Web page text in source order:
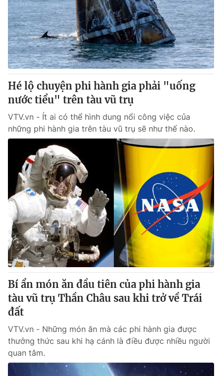
Hé lộ chuyện phi hành gia phải "uống
nước tiểu" trên tàu vũ trụ
VTV.vn - Ít ai có thể hình dung nổi công việc của
những phi hành gia trên tàu vũ trụ sẽ như thế nào.
Bí ẩn món ăn đầu tiên của phi hành gia
tàu vũ trụ Thần Châu sau khi trở về Trái
đất
VTV.vn - Những món ăn mà các phi hành gia được
thưởng thức sau khi hạ cánh là điều được nhiều người
quan tâm.